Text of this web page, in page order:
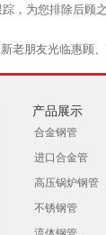
为您排除后顾之
朋友光临惠顾
产品展示
合金钢管
进口合金管
高压锅炉钢管
不锈钢管